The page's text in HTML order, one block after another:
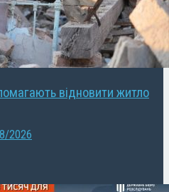
відновити житло
2026